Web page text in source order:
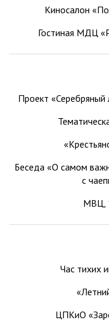
Киносалон
Гостиная МДЦ
Проект «Серебряный
Беседа «О самом
с
МВЦ,
Час тихих
ЦПКиО